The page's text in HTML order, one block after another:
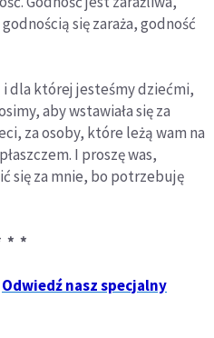
się zaraża, godność
dla której jesteśmy dziećmi,
aby wstawiała się za
za osoby, które leżą wam na
I proszę was,
się za mnie, bo potrzebuję
* *
Odwiedź nasz specjalny